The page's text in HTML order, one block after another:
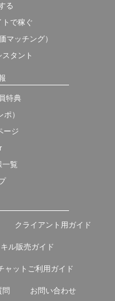
る
トで稼ぐ
マッチング）
タント
特典
）
ージ
一覧
クライアント用ガイド
キル販売ガイド
ャットご利用ガイド
問 お問い合わせ